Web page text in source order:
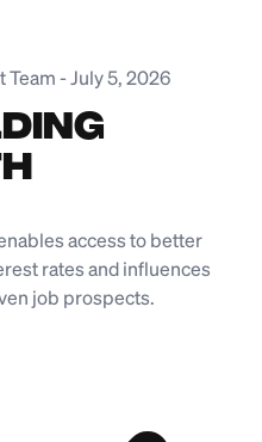
Team -July 5, 2026
access to better
rates and influences
job prospects.